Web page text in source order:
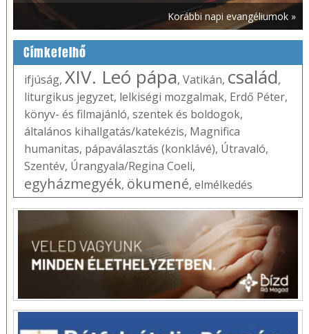
Korábbi napi evangéliumok »
Címkefelhő
ifjúság, XIV. Leó pápa, Vatikán, család,
liturgikus jegyzet, lelkiségi mozgalmak, Erdő Péter,
könyv- és filmajánló, szentek és boldogok,
általános kihallgatás/katekézis, Magnifica
humanitas, pápaválasztás (konklávé), Útravaló,
Szentév, Úrangyala/Regina Coeli,
egyházmegyék, ökumené, elmélkedés